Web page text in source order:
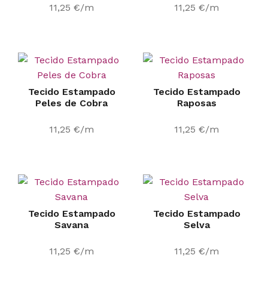
11,25 €/m 11,25 €/m
Tecido Estampado
Peles de Cobra
11,25 €/m
Tecido Estampado
Raposas
11,25 €/m
Tecido Estampado
Savana
11,25 €/m
Tecido Estampado
Selva
11,25 €/m